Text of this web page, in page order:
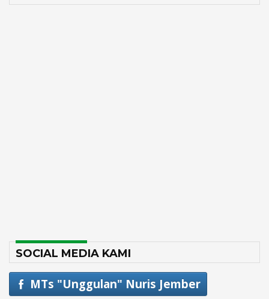
SOCIAL MEDIA KAMI
MTs "Unggulan" Nuris Jember